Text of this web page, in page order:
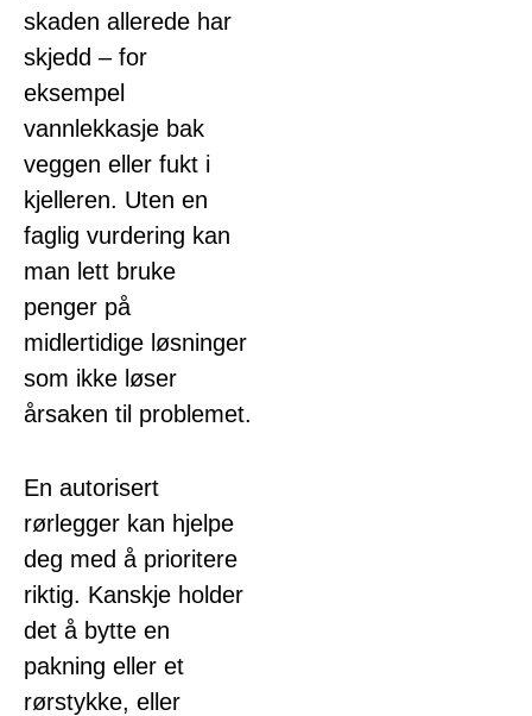
skaden allerede har
skjedd – for
eksempel
vannlekkasje bak
veggen eller fukt i
kjelleren. Uten en
faglig vurdering kan
man lett bruke
penger på
midlertidige løsninger
som ikke løser
årsaken til problemet.
En autorisert
rørlegger kan hjelpe
deg med å prioritere
riktig. Kanskje holder
det å bytte en
pakning eller et
rørstykke, eller